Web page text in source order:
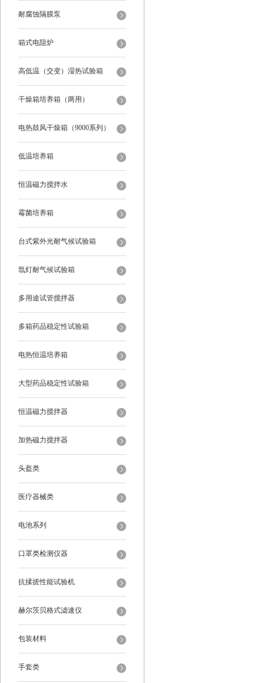
耐腐蚀隔膜泵
箱式电阻炉
高低温（交变）湿热试验箱
干燥箱培养箱（两用）
电热鼓风干燥箱（9000系列）
低温培养箱
恒温磁力搅拌水
霉菌培养箱
台式紫外光耐气候试验箱
氙灯耐气候试验箱
多用途试管搅拌器
多箱药品稳定性试验箱
电热恒温培养箱
大型药品稳定性试验箱
恒温磁力搅拌器
加热磁力搅拌器
头盔类
医疗器械类
电池系列
口罩类检测仪器
抗揉搓性能试验机
赫尔茨贝格式滤速仪
包装材料
手套类